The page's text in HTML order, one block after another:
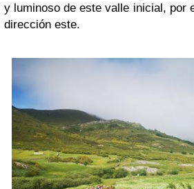
y luminoso de este valle inicial, por
dirección este.